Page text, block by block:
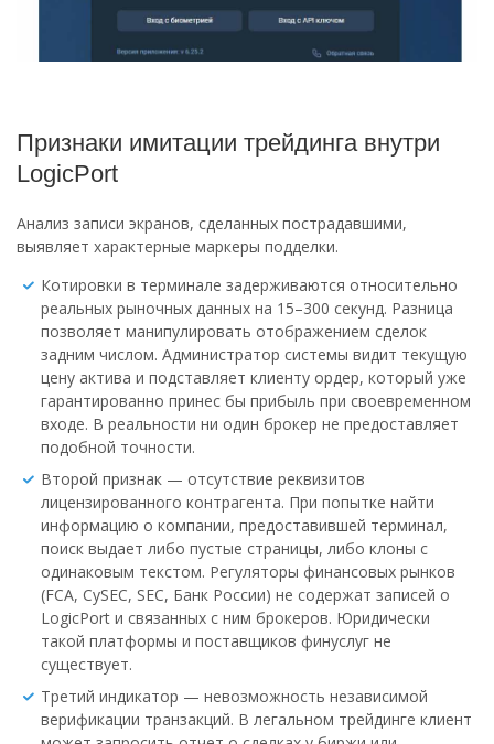
Признаки имитации трейдинга внутри
LogicPort
Анализ записи экранов, сделанных пострадавшими,
выявляет характерные маркеры подделки.
Котировки в терминале задерживаются относительно
реальных рыночных данных на 15–300 секунд. Разница
позволяет манипулировать отображением сделок
задним числом. Администратор системы видит текущую
цену актива и подставляет клиенту ордер, который уже
гарантированно принес бы прибыль при своевременном
входе. В реальности ни один брокер не предоставляет
подобной точности.
Второй признак — отсутствие реквизитов
лицензированного контрагента. При попытке найти
информацию о компании, предоставившей терминал,
поиск выдает либо пустые страницы, либо клоны с
одинаковым текстом. Регуляторы финансовых рынков
(FCA, CySEC, SEC, Банк России) не содержат записей о
LogicPort и связанных с ним брокеров. Юридически
такой платформы и поставщиков финуслуг не
существует.
Третий индикатор — невозможность независимой
верификации транзакций. В легальном трейдинге клиент